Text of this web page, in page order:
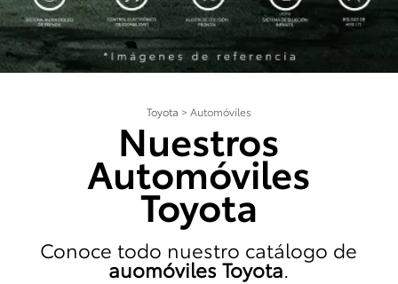
Toyota > Automóviles
Nuestros
Automóviles
Toyota
Conoce todo nuestro catálogo de
auomóviles Toyota.